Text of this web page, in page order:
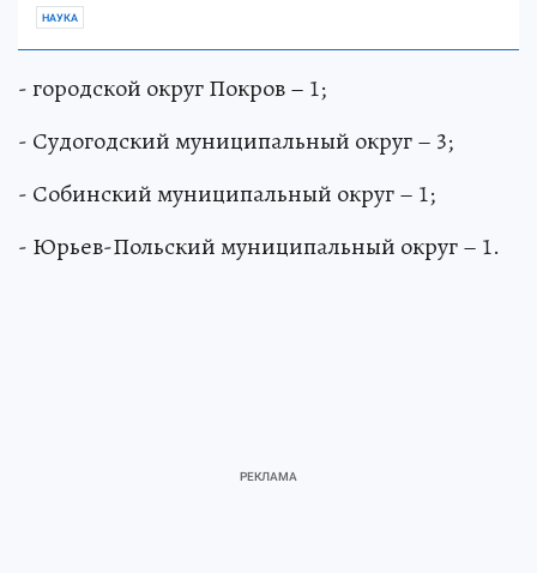
НАУКА
- городской округ Покров – 1;
- Судогодский муниципальный округ – 3;
- Собинский муниципальный округ – 1;
- Юрьев-Польский муниципальный округ – 1.